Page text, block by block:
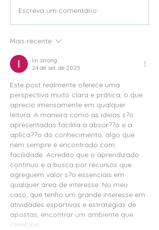
Viagens de incentivo: os
destinos mais
Cíntia Michele da
Invento
Escreva um comentário
Mais recente
lin strong
24 de set. de 2025
Este post realmente oferece uma
perspectiva muito clara e prática, o que
aprecio imensamente em qualquer
leitura. A maneira como as ideias s?o
apresentadas facilita a absor??o e a
aplica??o do conhecimento, algo que
nem sempre é encontrado com
facilidade. Acredito que o aprendizado
contínuo e a busca por recursos que
agreguem valor s?o essenciais em
qualquer área de interesse. No meu
caso, que tenho um grande interesse em
atividades esportivas e estratégias de
apostas, encontrar um ambiente que
combine…